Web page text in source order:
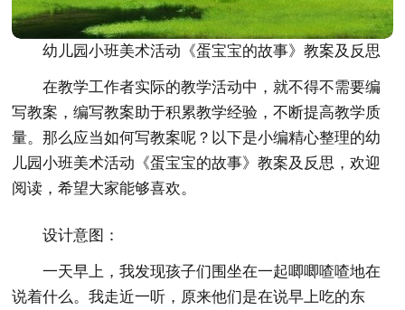
幼儿园小班美术活动《蛋宝宝的故事》教案及反思
在教学工作者实际的教学活动中，就不得不需要编
写教案，编写教案助于积累教学经验，不断提高教学质
量。那么应当如何写教案呢？以下是小编精心整理的幼
儿园小班美术活动《蛋宝宝的故事》教案及反思，欢迎
阅读，希望大家能够喜欢。
设计意图：
一天早上，我发现孩子们围坐在一起唧唧喳喳地在
说着什么。我走近一听，原来他们是在说早上吃的东